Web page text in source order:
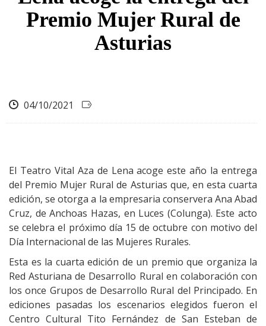
ayuda
Premio Mujer Rural de
Asturias
04/10/2021
El Teatro Vital Aza de Lena acoge este año la entrega
del Premio Mujer Rural de Asturias que, en esta cuarta
edición, se otorga a la empresaria conservera Ana Abad
Cruz, de Anchoas Hazas, en Luces (Colunga). Este acto
se celebra el próximo día 15 de octubre con motivo del
Día Internacional de las Mujeres Rurales.
Esta es la cuarta edición de un premio que organiza la
Red Asturiana de Desarrollo Rural en colaboración con
los once Grupos de Desarrollo Rural del Principado. En
ediciones pasadas los escenarios elegidos fueron el
Centro Cultural Tito Fernández de San Esteban de